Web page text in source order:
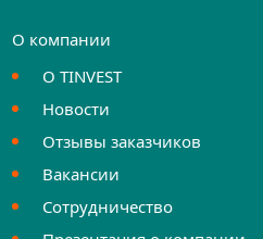
О компании
О TINVEST
Новости
Отзывы заказчиков
Вакансии
Сотрудничество